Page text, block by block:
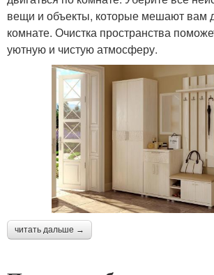
вещи и объекты, которые мешают вам
комнате. Очистка пространства
уютную и чистую атмосферу.
читать дальше →